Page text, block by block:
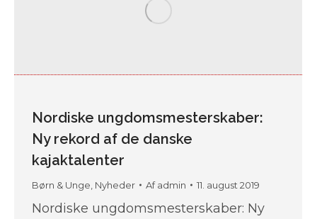
Nordiske ungdomsmesterskaber:
Ny rekord af de danske
kajaktalenter
Børn & Unge Nyheder Afadmin 11. august 2019
Nordiske ungdomsmesterskaber: Ny